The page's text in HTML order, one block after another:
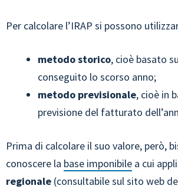
Per calcolare l’IRAP si possono
metodo storico, cioè basato
conseguito lo scorso anno;
metodo previsionale, cioè in
previsione del fatturato
Prima di calcolare il suo valore, però,
conoscere la base imponibile a cui
regionale (consultabile sul sito web